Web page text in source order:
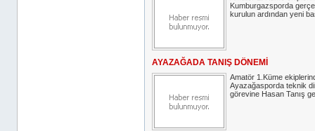
Kumburgazsporda
kurulun ardından yeni
AYAZAĞADA TANIŞ DÖNEMİ
Amatör 1.Küme
Ayazağasporda teknik
görevine Hasan Tanış